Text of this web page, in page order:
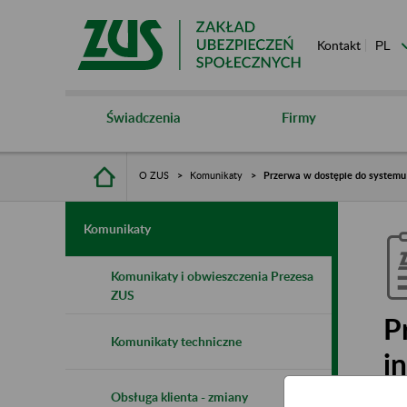
Kontakt
Świadczenia Firmy
O ZUS Komunikaty Przerwa w dostępie do
Komunikaty
Komunikaty i obwieszczenia Prezesa
ZUS
Komunikaty techniczne
Obsługa klienta - zmiany